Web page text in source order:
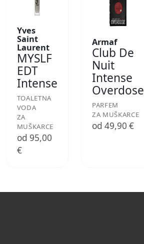
Yves
Saint
Laurent
MYSLF
EDT
Intense
TOALETNA
VODA
ZA
MUŠKARCE
od 95,00
€
Armaf
Club De
Nuit
Intense
Overdose
PARFEM
ZA MUŠKARCE
od 49,90 €